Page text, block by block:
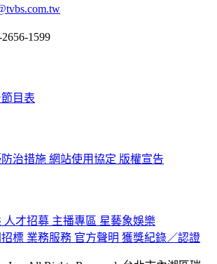
1599
目表
治措施 網站使用協定 版權宣告
人才招募 主播專區 星藝象娛樂
標 業務服務 官方聲明 獲獎紀錄／認證